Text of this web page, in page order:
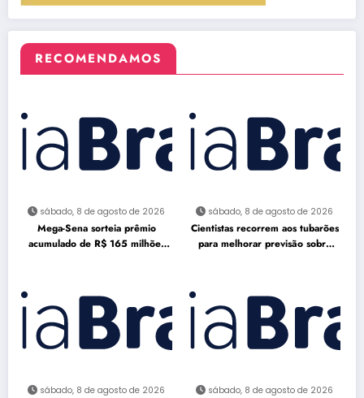
RECOMENDAMOS
sábado, 8 de agosto de 2026
Mega-Sena sorteia prêmio
acumulado de R$ 165 milhões
sábado, 8 de agosto de 2026
Cientistas recorrem aos tubarões
para melhorar previsão sobre
sábado, 8 de agosto de 2026 sábado, 8 de agosto de 2026